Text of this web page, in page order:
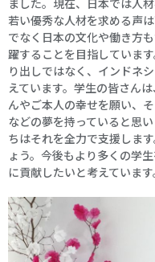
ました。現在、日本では人
若い優秀な人材を求める声
でなく日本の文化や働き方
躍することを目指していま
り出しではなく、インドネ
えています。学生の皆さん
んやご本人の幸せを願い、
などの夢を持っていると思
ちはそれを全力で支援しま
ょう。今後もより多くの学
に貢献したいと考えています